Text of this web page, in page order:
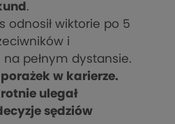
.
odnosił wiktorie po 5
i
pełnym dystansie.
porażek w karierze.
ulegał
sędziów